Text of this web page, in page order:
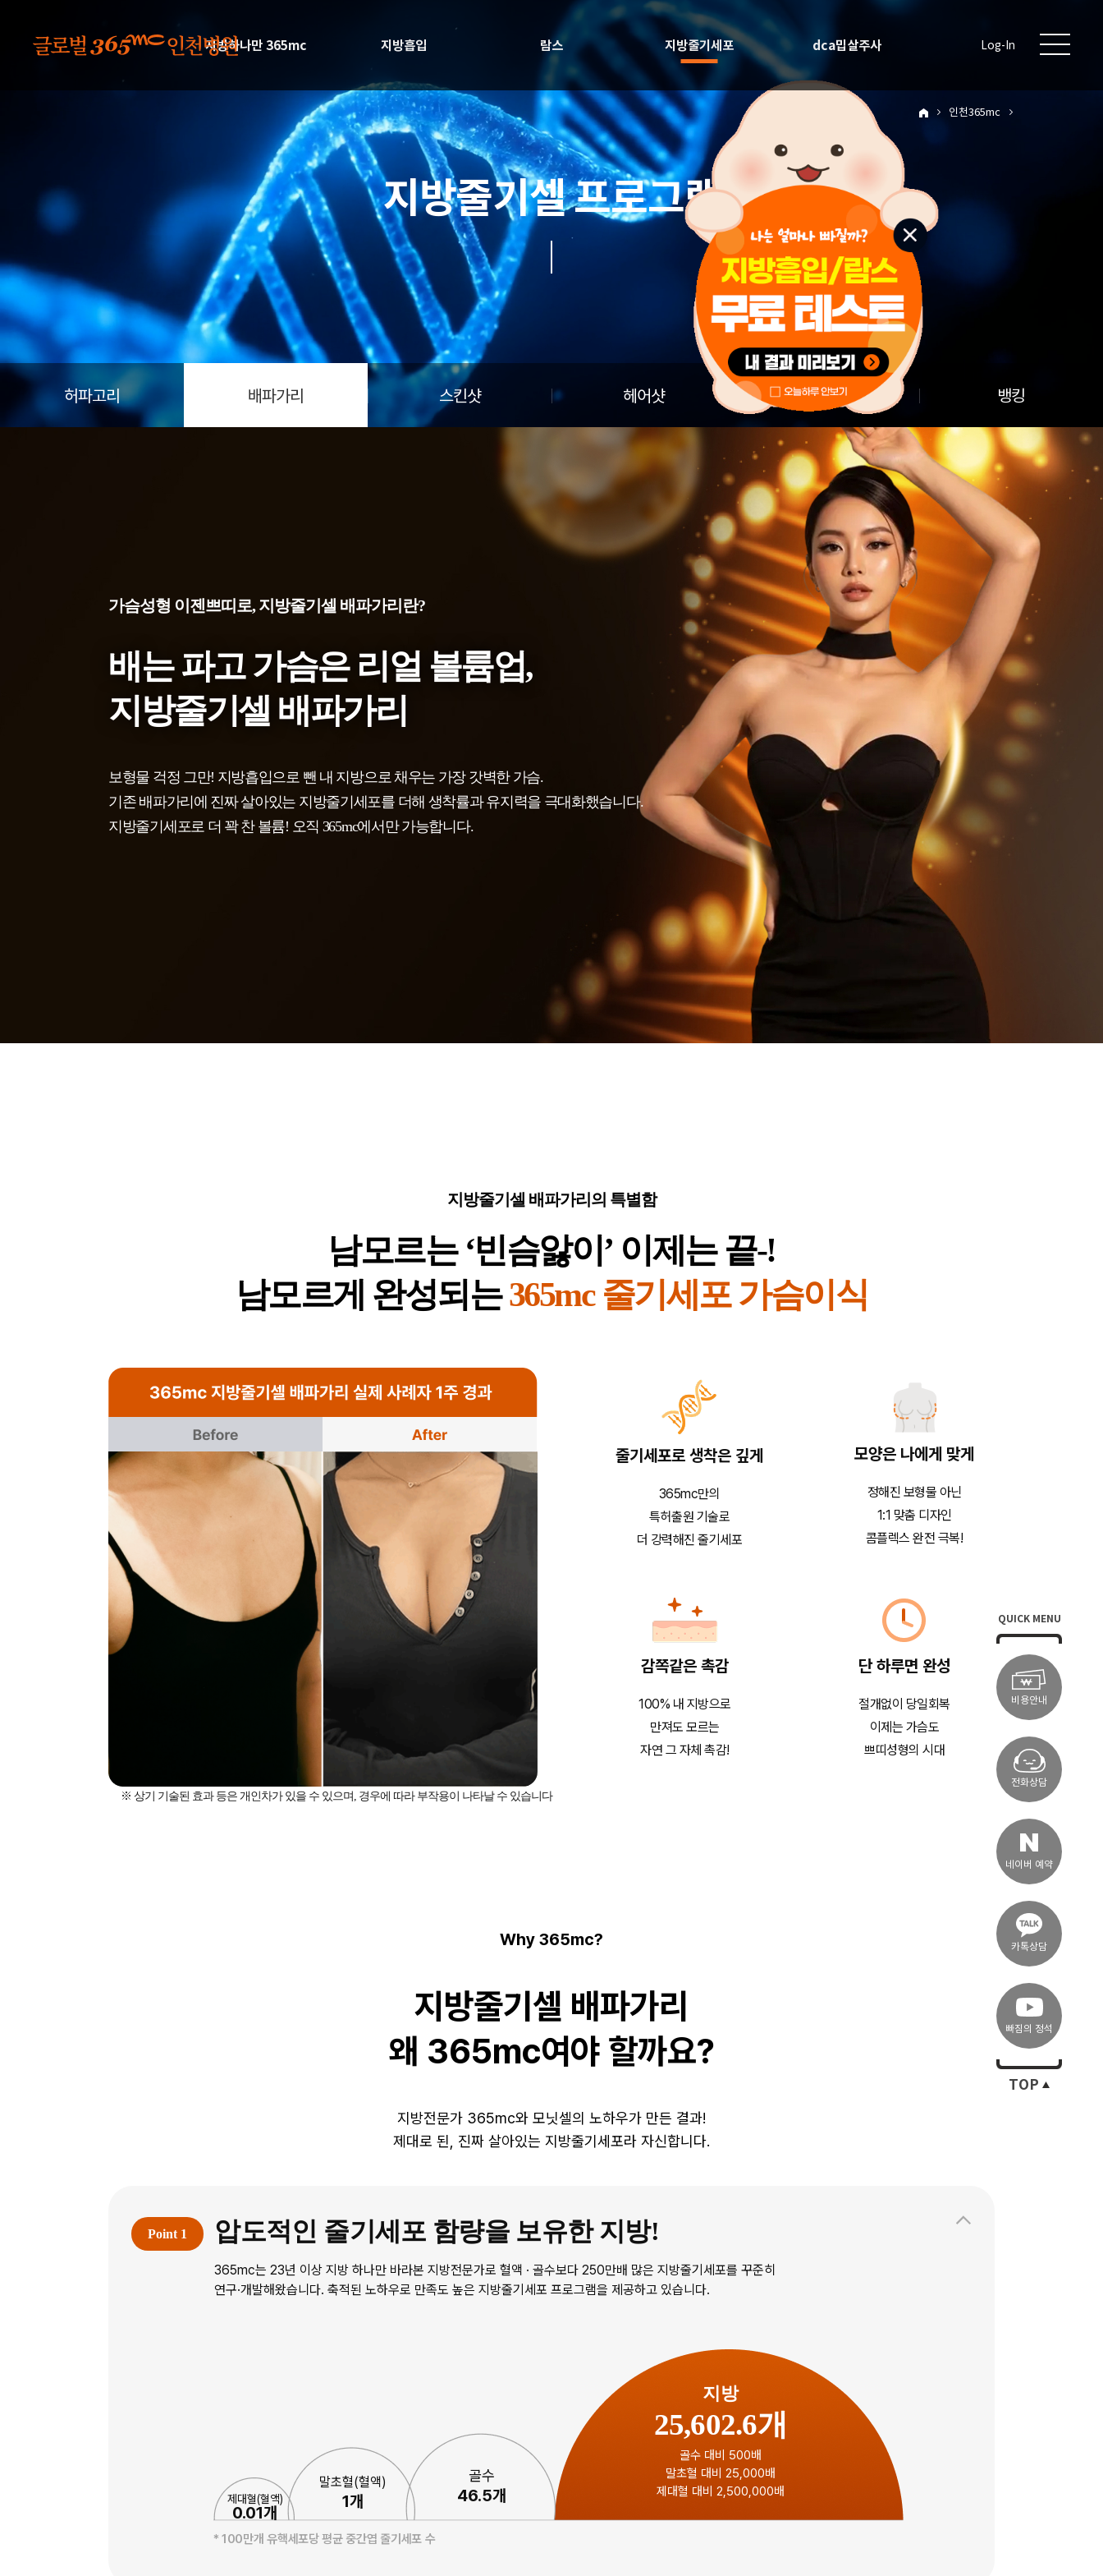
지방하나만 365mc 지방흡입 람스 지방줄기세포 dca밉살주사 Log-In
인천365mc
지방줄기셀 프로그램
허파고리 배파가리 스킨샷 헤어샷 바이오샷 뱅킹
가슴성형 이젠쁘띠로, 지방줄기셀 배파가리란?
배는 파고 가슴은 리얼 볼륨업,
지방줄기셀 배파가리
보형물 걱정 그만! 지방흡입으로 뺀 내 지방으로 채우는 가장 갓벽한 가슴.
기존 배파가리에 진짜 살아있는 지방줄기세포를 더해 생착률과 유지력을 극대화했습니다.
지방줄기세포로 더 꽉 찬 볼륨! 오직 365mc에서만 가능합니다.
지방줄기셀 배파가리의 특별함
남모르는 ‘빈슴앓이’ 이제는 끝-!
남모르게 완성되는365mc 줄기세포 가슴이식
줄기세포로 생착은 깊게
365mc만의
특허출원 기술로
더 강력해진 줄기세포
모양은 나에게 맞게
정해진 보형물 아닌
1:1 맞춤 디자인
콤플렉스 완전 극복!
감쪽같은 촉감
100% 내 지방으로
만져도 모르는
자연 그 자체 촉감!
단 하루면 완성
절개없이 당일회복
이제는 가슴도
쁘띠성형의 시대
※ 상기 기술된 효과 등은 개인차가 있을 수 있으며, 경우에 따라 부작용이 나타날 수 있습니다
Why 365mc?
지방줄기셀 배파가리
왜 365mc여야 할까요?
지방전문가 365mc와 모닛셀의 노하우가 만든 결과!
제대로 된, 진짜 살아있는 지방줄기세포라 자신합니다.
압도적인 줄기세포 함량을 보유한 지방!
365mc는 23년 이상 지방 하나만 바라본 지방전문가로 혈액 · 골수보다 250만배 많은 지방줄기세포를 꾸준히
연구·개발해왔습니다. 축적된 노하우로 만족도 높은 지방줄기세포 프로그램을 제공하고 있습니다.
제대혈(혈액)
0.01개
말초혈(혈액)
1개
골수
46.5개
지방
25,602.6개
골수 대비 500배
말초혈 대비 25,000배
제대혈 대비 2,500,000배
* 100만개 유핵세포당 평균 중간엽 줄기세포 수
QUICK MENU
비용안내
전화상담
네이버 예약
카톡상담
빠짐의 정석
TOP